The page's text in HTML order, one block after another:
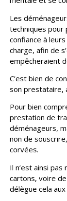
Les
techniques
confiance à
charge, afin de
empêcheraient
C’est bien de
son prestataire,
Pour bien
prestation de
déménageurs,
non de
corvées.
Il n’est ainsi
cartons, voire
délègue cela